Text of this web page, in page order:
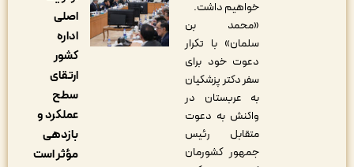
خواهیم داشت.
«محمد بن
سلمان» با تکرار
دعوت خود برای
سفر دکتر پزشکیان
به عربستان در
واکنش به دعوت
متقابل رئیس
جمهور کشورمان
اصلی
اداره
عملکرد و
بازدهی
مؤثر است